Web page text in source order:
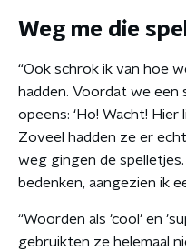
Weg me die
“Ook schrok ik van hoe
hadden. Voordat we een
opeens: ‘Ho! Wacht!
Zoveel hadden ze er
weg gingen de
bedenken, aangezien ik
“Woorden als 'cool' en
gebruikten ze helemaal